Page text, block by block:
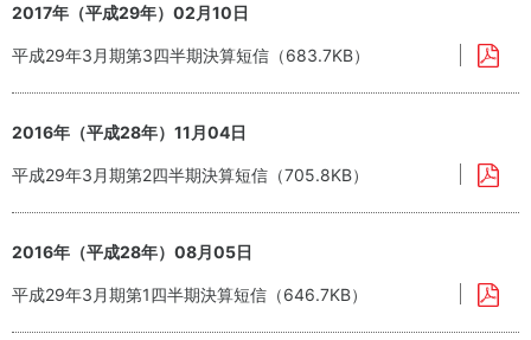
2017年（平成29年）02月10日
平成29年3月期第3四半期決算短信（683.7KB）
2016年（平成28年）11月04日
平成29年3月期第2四半期決算短信（705.8KB）
2016年（平成28年）08月05日
平成29年3月期第1四半期決算短信（646.7KB）